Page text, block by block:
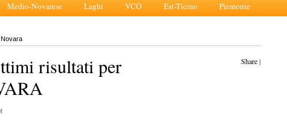
Medio-Novarese Laghi VCO Est-Ticino Piemonte
Novara
Share|
risultati per